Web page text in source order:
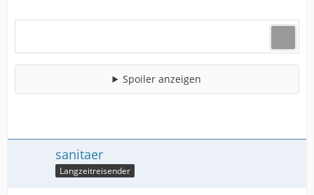
Spoiler anzeigen
sanitaer
Langzeitreisender